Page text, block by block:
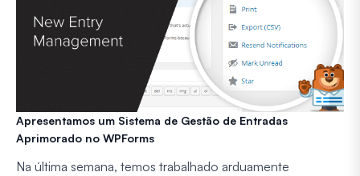
Apresentamos um Sistema de Gestão de Entradas
Aprimorado no WPForms
Na última semana, temos trabalhado arduamente